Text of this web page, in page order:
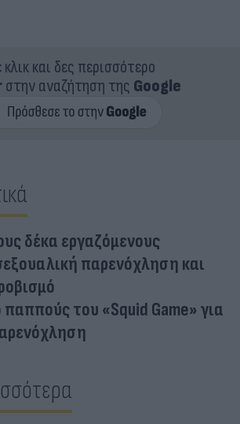
και δες περισσότερο
στην αναζήτηση της Google
δέκα εργαζόμενους
παρενόχληση και
παππούς του «Squid Game» για